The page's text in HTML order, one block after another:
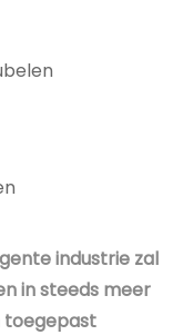
industrie zal
in steeds meer
toegepast